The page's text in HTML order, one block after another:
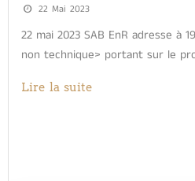
22 Mai 2023
22 mai 2023 SAB EnR adresse à
non technique> portant sur le
Lire la suite